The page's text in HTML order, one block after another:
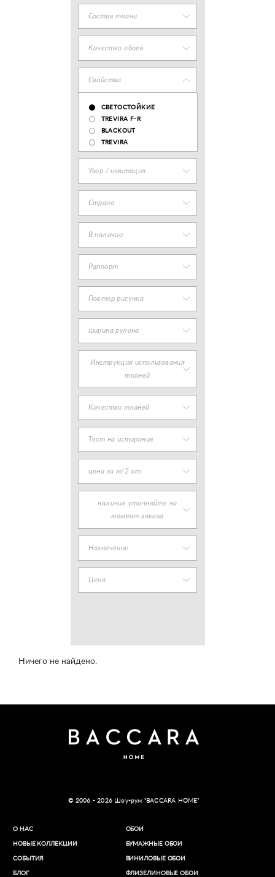
Состав ткани
Качество обоев
Свойства
СВЕТОСТОЙКИЕ
TREVIRA F-R
BLACKOUT
TREVIRA
Узор / имитация
Страна
В наличии
Раппорт
Повтор рисунка
ширина рулона
Инструкция использования
тканей
Качество тканей
Тест на истирание
цена за м/2 от
наличие уточняйте на
момент заказа
Назначение
Цена
Ничего не найдено.
© 2006 - 2026 Шоу-рум “BACCARA HOME”
О НАС
НОВЫЕ КОЛЛЕКЦИИ
СОБЫТИЯ
БЛОГ
ОБОИ
БУМАЖНЫЕ ОБОИ
ВИНИЛОВЫЕ ОБОИ​
ФЛИЗЕЛИНОВЫЕ ОБОИ